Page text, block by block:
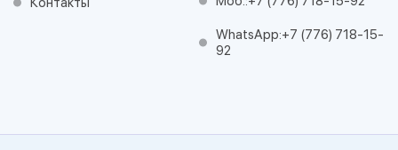
WhatsApp:+7 (776) 718-15-
92